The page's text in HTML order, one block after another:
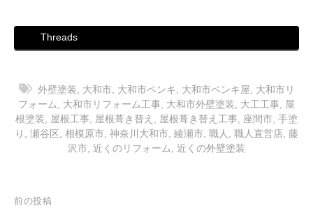
Threads
外壁塗装, 大和市, 大和市ペンキ, 大和市ペンキ屋, 大和市リ
フォーム, 大和市リフォーム工事, 大和市外壁塗装, 大工工事, 屋
根塗装, 屋根工事, 屋根葺き替え , 屋根葺き替え工事, 座間市, 手塗
り , 瀬谷区, 相模原市, 神奈川大和市, 綾瀬市, 職人, 職人直営店, 藤
沢市, 近くのリフォーム, 近くの外壁塗装
投
前の投稿